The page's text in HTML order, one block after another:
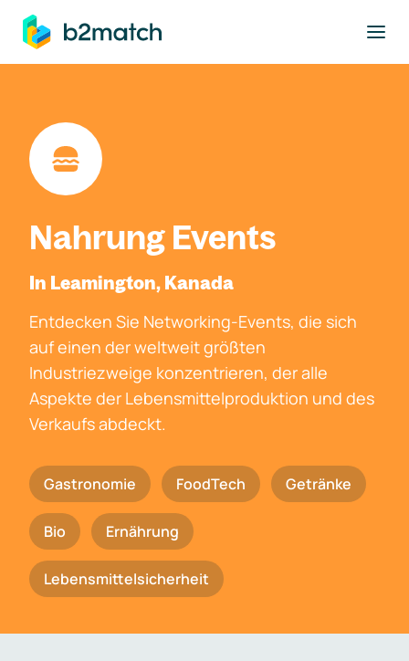
springen
Nahrung Events
In Leamington, Kanada
Entdecken Sie Networking-Events, die sich
auf einen der weltweit größten
Industriezweige konzentrieren, der alle
Aspekte der Lebensmittelproduktion und des
Verkaufs abdeckt.
Gastronomie FoodTech Getränke
Bio Ernährung
Lebensmittelsicherheit